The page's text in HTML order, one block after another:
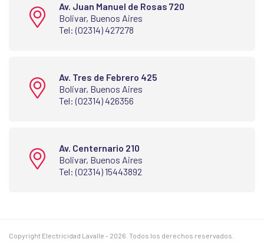
Av. Juan Manuel de Rosas 720
Bolivar, Buenos Aires
Tel: (02314) 427278
Av. Tres de Febrero 425
Bolivar, Buenos Aires
Tel: (02314) 426356
Av. Centernario 210
Bolivar, Buenos Aires
Tel: (02314) 15443892
Copyright Electricidad Lavalle - 2026. Todos los derechos reservados.